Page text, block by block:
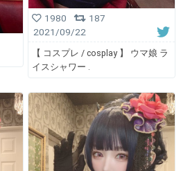
1980
187
2021/09/22
【 コスプレ / cosplay 】 ウマ娘 ラ
イスシャワー .